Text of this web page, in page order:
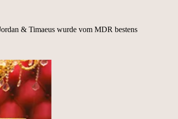
& Timaeus wurde vom MDR bestens